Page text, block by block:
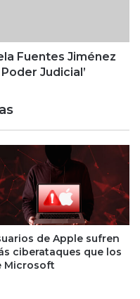
Fuentes Jiménez
Judicial’
de Apple sufren
ciberataques que los
Microsoft